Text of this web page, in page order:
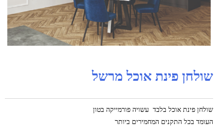
שולחן פינת אוכל מרשל
שולחן פינת אוכל בלבד עשויה פורמייקה בטון
העומד בכל התקנים המחמירים ביותר